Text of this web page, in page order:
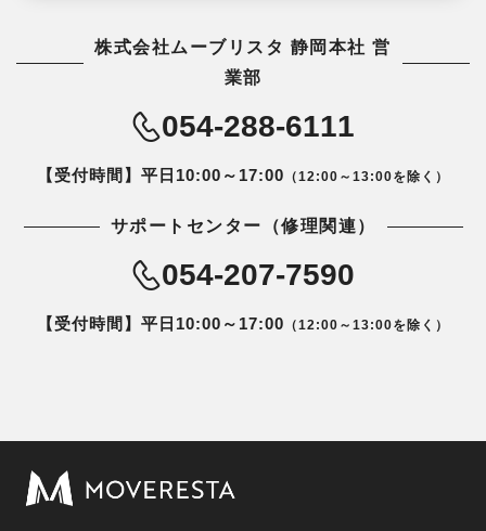
株式会社ムーブリスタ 静岡本社 営
業部
054-288-6111
【受付時間】平日10:00～17:00 （12:00～13:00を除く）
サポートセンター（修理関連）
054-207-7590
【受付時間】平日10:00～17:00 （12:00～13:00を除く）